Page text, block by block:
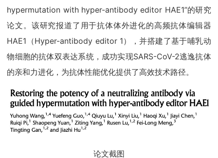
hypermutation with hyper-antibody editor HAE1”的研究
论文。该研究报道了用于抗体体外进化的高频抗体编辑器
HAE1（Hyper-antibody editor 1），并搭建了基于哺乳动
物细胞的抗体双表达系统，成功实现SARS-CoV-2逃逸抗体
的亲和力进化，为抗体性能优化提供了高效技术路径。
论文截图